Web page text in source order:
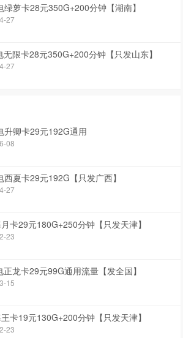
绿萝卡28元350G+200分钟【湖南】
27
无限卡28元350G+200分钟【只发山东】
27
升卿卡29元192G通用
08
西夏卡29元192G【只发广西】
27
卡29元180G+250分钟【只发天津】
23
正龙卡29元99G通用流量【发全国】
15
卡19元130G+200分钟【只发天津】
23